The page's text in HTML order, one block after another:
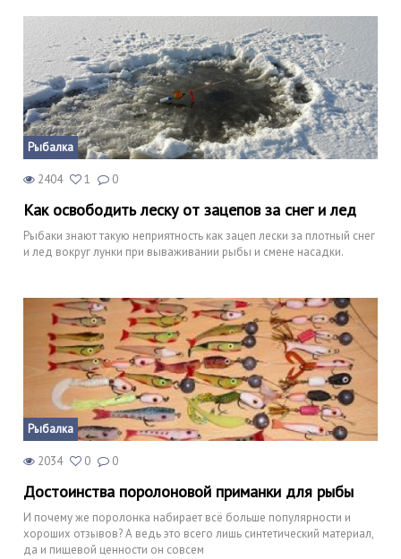
Рыбалка
2404 1 0
Как освободить леску от зацепов за снег и лед
Рыбаки знают такую неприятность как зацеп лески за плотный снег
и лед вокруг лунки при вываживании рыбы и смене насадки.
Рыбалка
2034 0 0
Достоинства поролоновой приманки для рыбы
И почему же поролонка набирает всё больше популярности и
хороших отзывов? А ведь это всего лишь синтетический материал,
да и пищевой ценности он совсем